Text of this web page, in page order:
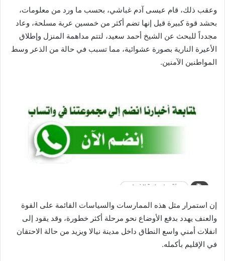
وعقب ذلك، قام عيسى آدم غباشي، بحسب ما ورد من معلومات،
بحشد قوة كبيرة قيل إنها تضم أكثر من خمسين عربة مسلحة، وعاد
مجدداً للبحث عن الشيخ أحمد سعيد، لتتم مداهمة المنزل وإطلاق
الأعيرة النارية بصورة عشوائية، مما تسبب في حالة من الذعر وسط
المواطنين الآمنين.
إن استمرار مثل هذه الممارسات والسياسات القائمة على القوة
والعنف يهدد بدفع الأوضاع نحو مرحلة أكثر خطورة، وقد يقود إلى
انفلات أمني واسع النطاق داخل مدينة نيالا ويزيد من حالة الاحتقان
في الإقليم بأكمله.